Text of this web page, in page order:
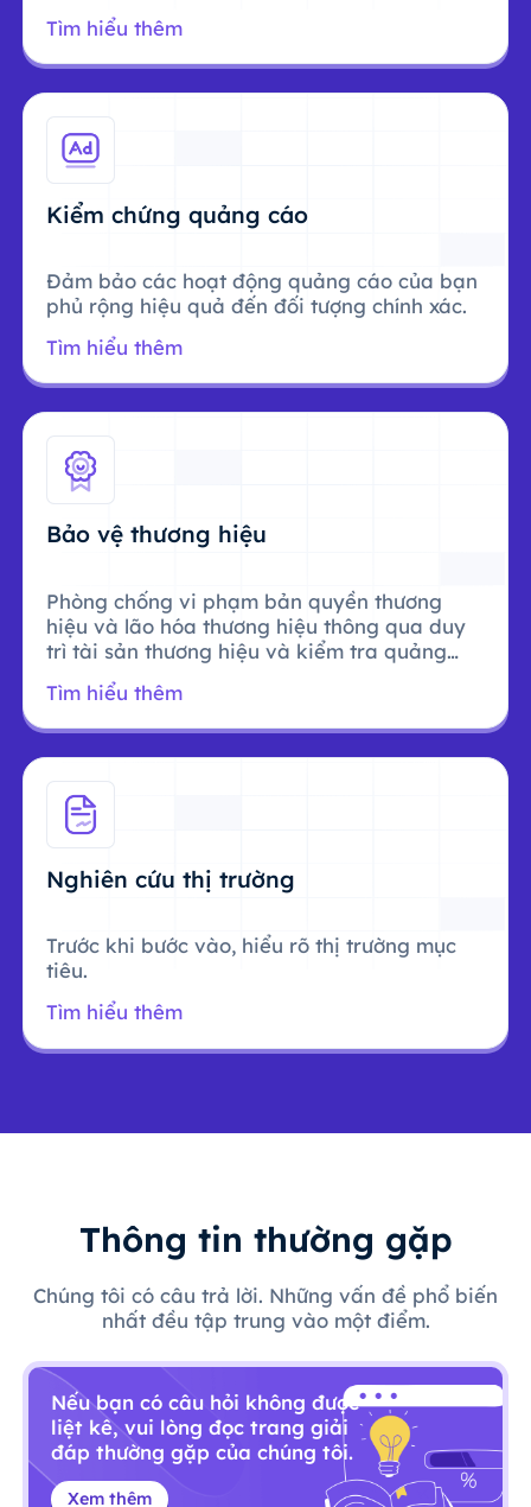
Tìm hiểu thêm
Kiểm chứng quảng cáo
Đảm bảo các hoạt động quảng cáo của bạn
phủ rộng hiệu quả đến đối tượng chính xác.
Tìm hiểu thêm
Bảo vệ thương hiệu
Phòng chống vi phạm bản quyền thương
hiệu và lão hóa thương hiệu thông qua duy
trì tài sản thương hiệu và kiểm tra quảng
Tìm hiểu thêm
Nghiên cứu thị trường
Trước khi bước vào, hiểu rõ thị trường mục
tiêu.
Tìm hiểu thêm
Thông tin thường gặp
Chúng tôi có câu trả lời. Những vấn đề phổ biến
nhất đều tập trung vào một điểm.
Nếu bạn có câu hỏi không được
liệt kê, vui lòng đọc trang giải
đáp thường gặp của chúng tôi.
Xem thêm